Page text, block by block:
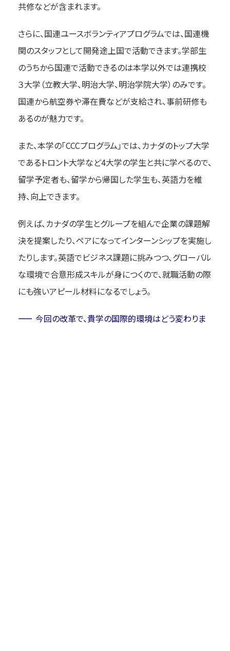
共修などが含まれます。
さらに、国連ユースボランティアプログラムでは、国連機
関のスタッフとして開発途上国で活動できます。学部生
のうちから国連で活動できるのは本学以外では連携校
３大学（立教大学、明治大学、明治学院大学）のみです。
国連から航空券や滞在費などが支給され、事前研修も
あるのが魅力です。
また、本学の「CCCプログラム」では、カナダのトップ大学
であるトロント大学など4大学の学生と共に学べるので、
留学予定者も、留学から帰国した学生も、英語力を維
持、向上できます。
例えば、カナダの学生とグループを組んで企業の課題解
決を提案したり、ペアになってインターンシップを実施し
たりします。英語でビジネス課題に挑みつつ、グローバル
な環境で合意形成スキルが身につくので、就職活動の際
にも強いアピール材料になるでしょう。
今回の改革で、貴学の国際的環境はどう変わりま